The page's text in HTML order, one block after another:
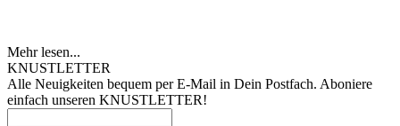
Mehr lesen...
KNUSTLETTER
Alle Neuigkeiten bequem per E-Mail in Dein Postfach. Aboniere
einfach unseren KNUSTLETTER!